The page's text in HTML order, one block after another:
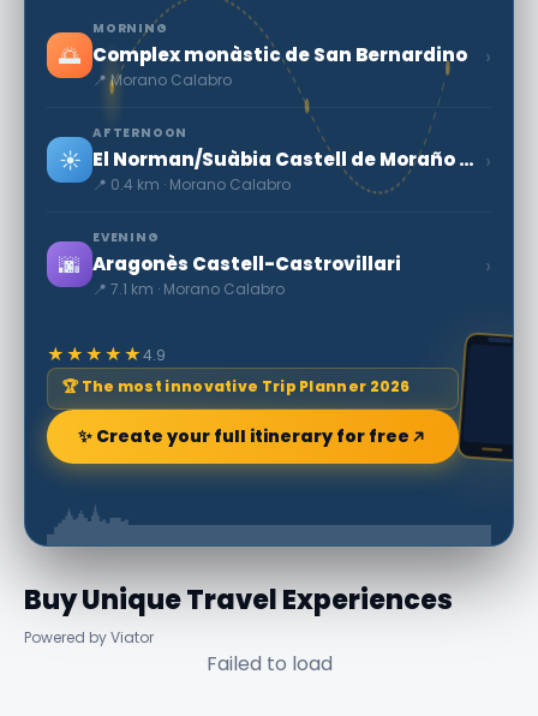
🌅
MORNING
Complex monàstic de San Bernardino
📍 Morano Calabro
›
☀️
AFTERNOON
El Norman/Suàbia Castell de Moraño Calabro
📍 0.4 km · Morano Calabro
›
🌆
EVENING
Aragonès Castell-Castrovillari
📍 7.1 km · Morano Calabro
›
★★★★★4.9
🏆 The most innovative Trip Planner 2026
✨ Create your full itinerary for free
Buy Unique Travel Experiences
Powered by Viator
Failed to load